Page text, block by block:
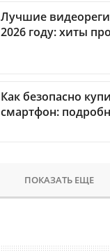
Лучшие
2026 году: хиты
Как безопасно
смартфон:
ПОКАЗАТЬ ЕЩЕ